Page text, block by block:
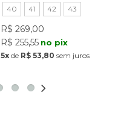
40 41 42 43
R$ 269,00
R$ 255,55 no pix
5x de R$ 53,80 sem juros